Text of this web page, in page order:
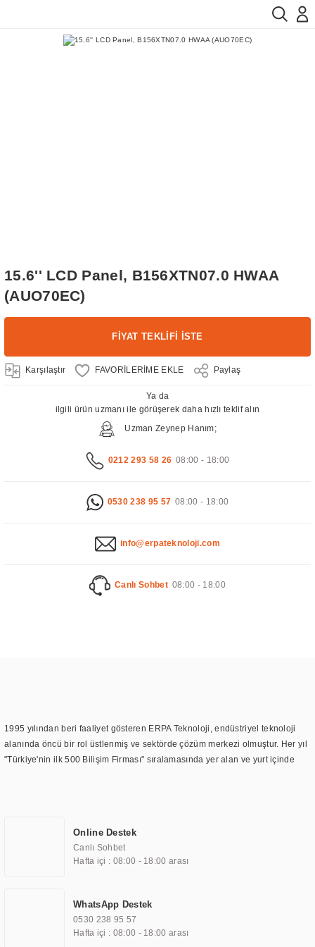
15.6'' LCD Panel, B156XTN07.0 HWAA
(AUO70EC)
FİYAT TEKLİFİ İSTE
Karşılaştır Paylaş
Ya da
ilgili ürün uzmanı ile görüşerek daha hızlı teklif alın
Uzman Zeynep Hanım;
0212 293 58 26 08:00 - 18:00
0530 238 95 57 08:00 - 18:00
info@erpateknoloji.com
Canlı Sohbet 08:00 - 18:00
1995 yılından beri faaliyet gösteren ERPA Teknoloji, endüstriyel teknoloji
alanında öncü bir rol üstlenmiş ve sektörde çözüm merkezi olmuştur. Her yıl
"Türkiye'nin ilk 500 Bilişim Firması" sıralamasında yer alan ve yurt içinde
TOCHI markası altında kendi ürettiği ürünlerde kullanmıştır. Günümüzde
TOCHI; videowall, digital signage, kiosk, totem, akıllı durak ekranı, araç içi
ekran, asansör ekranı, digital menüboard, marin ekran, medikal ekran,
ekranları, endüstriyel ekranlar, kapı önü bilgi ekranları, panel PC,
endüstriyel Panel PC, mini PC, endüstriyel mini PC ve akıllı bina sistemleri
gibi çözümleri 4.5" ile 110” boyutları arasında üretebilirken, ayrıca standart
Online Destek
Canlı Sohbet
Hafta içi : 08:00 - 18:00 arası
WhatsApp Destek
0530 238 95 57
Hafta içi : 08:00 - 18:00 arası